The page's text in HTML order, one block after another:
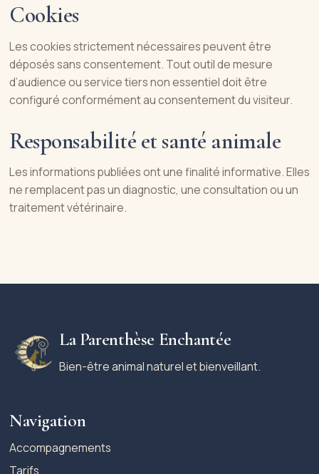
Cookies
Les cookies strictement nécessaires peuvent être
déposés sans consentement. Tout outil de mesure
d’audience ou service tiers non essentiel doit être
configuré conformément au consentement du visiteur.
Responsabilité et santé animale
Les informations publiées ont une finalité informative. Elles
ne remplacent pas un diagnostic, une consultation ou un
traitement vétérinaire.
La Parenthèse Enchantée
Bien-être animal naturel et bienveillant.
Navigation
Accompagnements
Tarifs